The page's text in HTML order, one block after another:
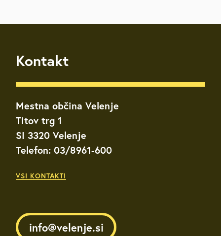
Kontakt
Mestna občina Velenje
Titov trg 1
SI 3320 Velenje
Telefon: 03/8961-600
VSI KONTAKTI
info@velenje.si